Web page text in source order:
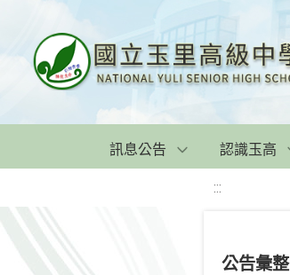
訊息公告 認識玉高
:::
公告彙整